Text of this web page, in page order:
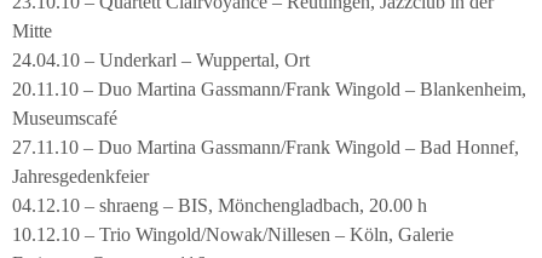
Mitte
24.04.10 – Underkarl – Wuppertal, Ort
20.11.10 – Duo Martina Gassmann/Frank Wingold – Blankenheim,
Museumscafé
27.11.10 – Duo Martina Gassmann/Frank Wingold – Bad Honnef,
Jahresgedenkfeier
04.12.10 – shraeng – BIS, Mönchengladbach, 20.00 h
10.12.10 – Trio Wingold/Nowak/Nillesen – Köln, Galerie